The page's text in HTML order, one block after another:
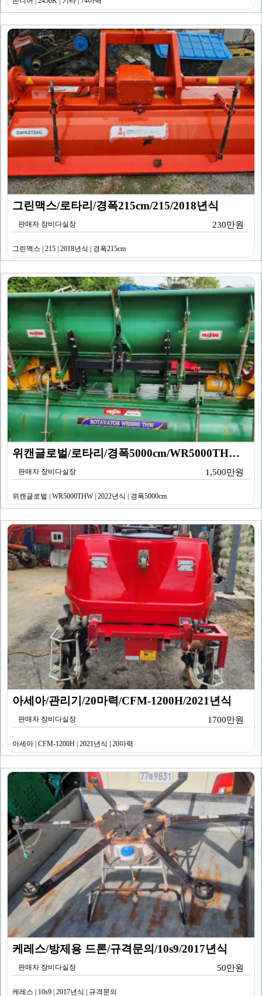
그린맥스/로타리/경폭215cm/215/2018년식
판매자 장비다실장 230만원
그린맥스 | 215 | 2018년식 | 경폭215cm
위캔글로벌/로타리/경폭5000cm/WR5000THW/2…
판매자 장비다실장 1,500만원
위캔글로벌 | WR5000THW | 2022년식 | 경폭5000cm
아세아/관리기/20마력/CFM-1200H/2021년식
판매자 장비다실장 1700만원
아세아 | CFM-1200H | 2021년식 | 20마력
케레스/방제용 드론/규격문의/10s9/2017년식
판매자 장비다실장 50만원
케레스 | 10s9 | 2017년식 | 규격문의